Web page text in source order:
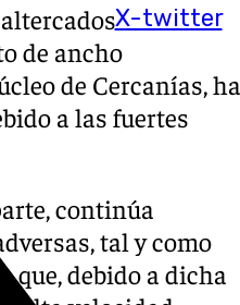
X-twitter
de ancho
de Cercanías, ha
a las fuertes
continúa
tal y como
que, debido a dicha